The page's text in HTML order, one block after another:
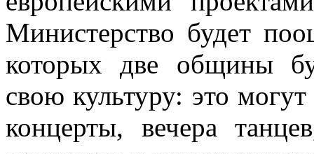
Министерство будет
которых две общины
свою культуру: это
концерты, вечера